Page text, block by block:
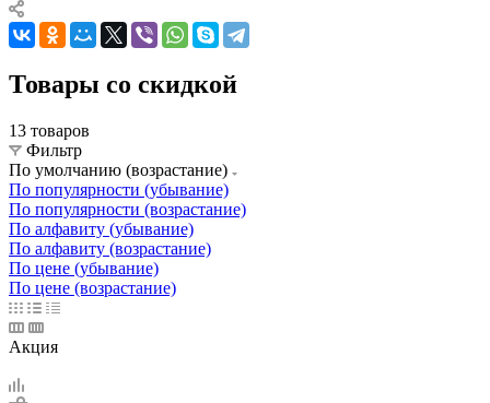
Товары со скидкой
13 товаров
Фильтр
По умолчанию (возрастание)
По популярности (убывание)
По популярности (возрастание)
По алфавиту (убывание)
По алфавиту (возрастание)
По цене (убывание)
По цене (возрастание)
Акция